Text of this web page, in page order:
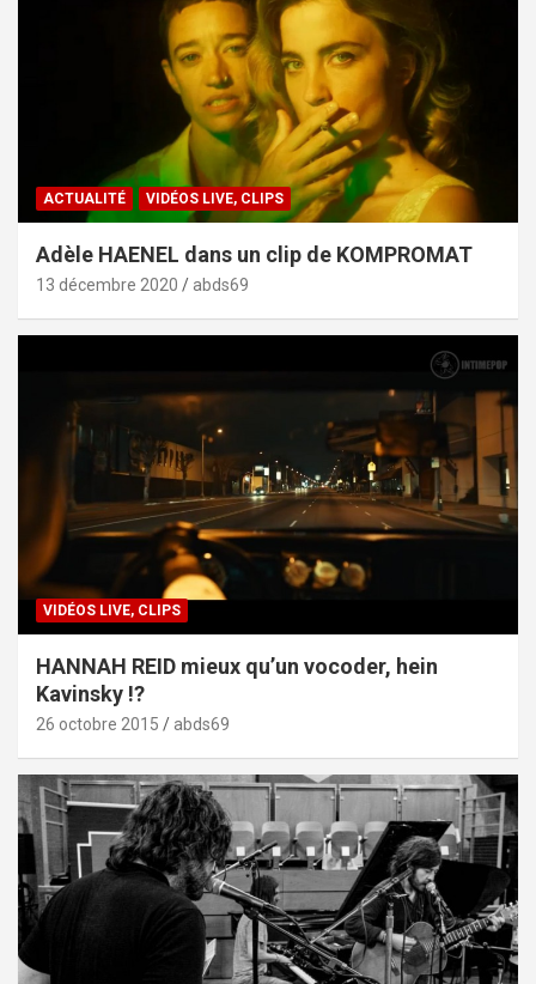
ACTUALITÉ VIDÉOS LIVE, CLIPS
Adèle HAENEL dans un clip de KOMPROMAT
13 décembre 2020 abds69
VIDÉOS LIVE, CLIPS
HANNAH REID mieux qu’un vocoder, hein
Kavinsky !?
26 octobre 2015 abds69